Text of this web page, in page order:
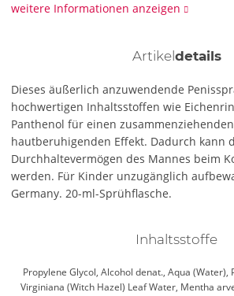
weitere Informationen anzeigen
Artikeldetails
Dieses äußerlich anzuwendende
hochwertigen Inhaltsstoffen wie
Panthenol für einen
hautberuhigenden Effekt. Dadurch kann
Durchhaltevermögen des Mannes beim
werden. Für Kinder unzugänglich
Germany. 20-ml-Sprühflasche.
Inhaltsstoffe
Propylene Glycol, Alcohol denat., Aqua (Water),
Virginiana (Witch Hazel) Leaf Water, Mentha